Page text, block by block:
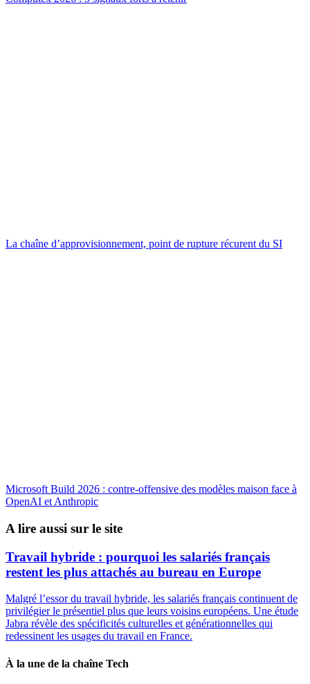
La chaîne d’approvisionnement, point de rupture récurent du SI
Microsoft Build 2026 : contre-offensive des modèles maison face à
OpenAI et Anthropic
A lire aussi sur le site
Travail hybride : pourquoi les salariés français
restent les plus attachés au bureau en Europe
Malgré l’essor du travail hybride, les salariés français continuent de
privilégier le présentiel plus que leurs voisins européens. Une étude
Jabra révèle des spécificités culturelles et générationnelles qui
redessinent les usages du travail en France.
À la une de la chaîne Tech